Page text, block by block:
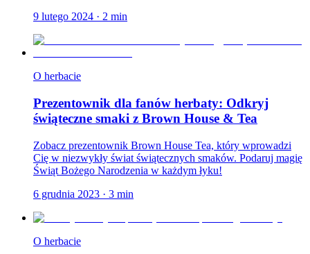
9 lutego 2024 · 2 min
O herbacie
Prezentownik dla fanów herbaty: Odkryj
świąteczne smaki z Brown House & Tea
Zobacz prezentownik Brown House Tea, który wprowadzi
Cię w niezwykły świat świątecznych smaków. Podaruj magię
Świąt Bożego Narodzenia w każdym łyku!
6 grudnia 2023 · 3 min
O herbacie